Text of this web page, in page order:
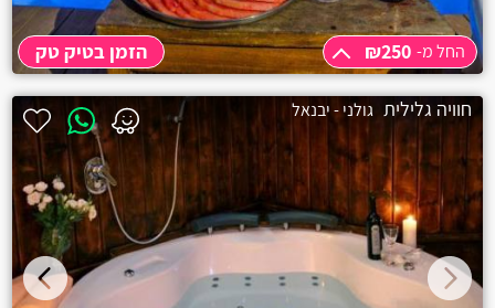
חולון
יבנאל
אליפלט
קרית ים
קרית ביאליק
רגבה
החל מ- ₪250
הזמן בטיק טק החל מ- ₪250
חוויה גלילית גולני - יבנאל